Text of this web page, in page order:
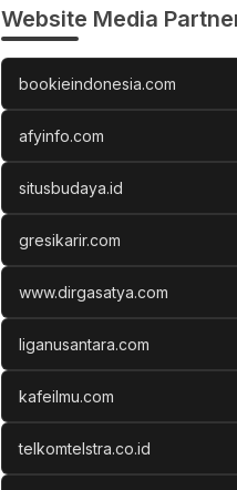
Website Media
bookieindonesia.com
afyinfo.com
situsbudaya.id
gresikarir.com
www.dirgasatya.com
liganusantara.com
kafeilmu.com
telkomtelstra.co.id